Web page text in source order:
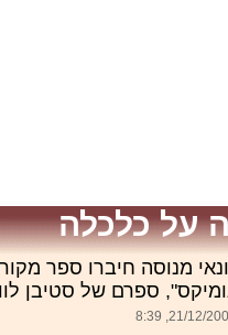
על כלכלה
מנוסה חיברו ספר
ספרם של סטיבן לוויט